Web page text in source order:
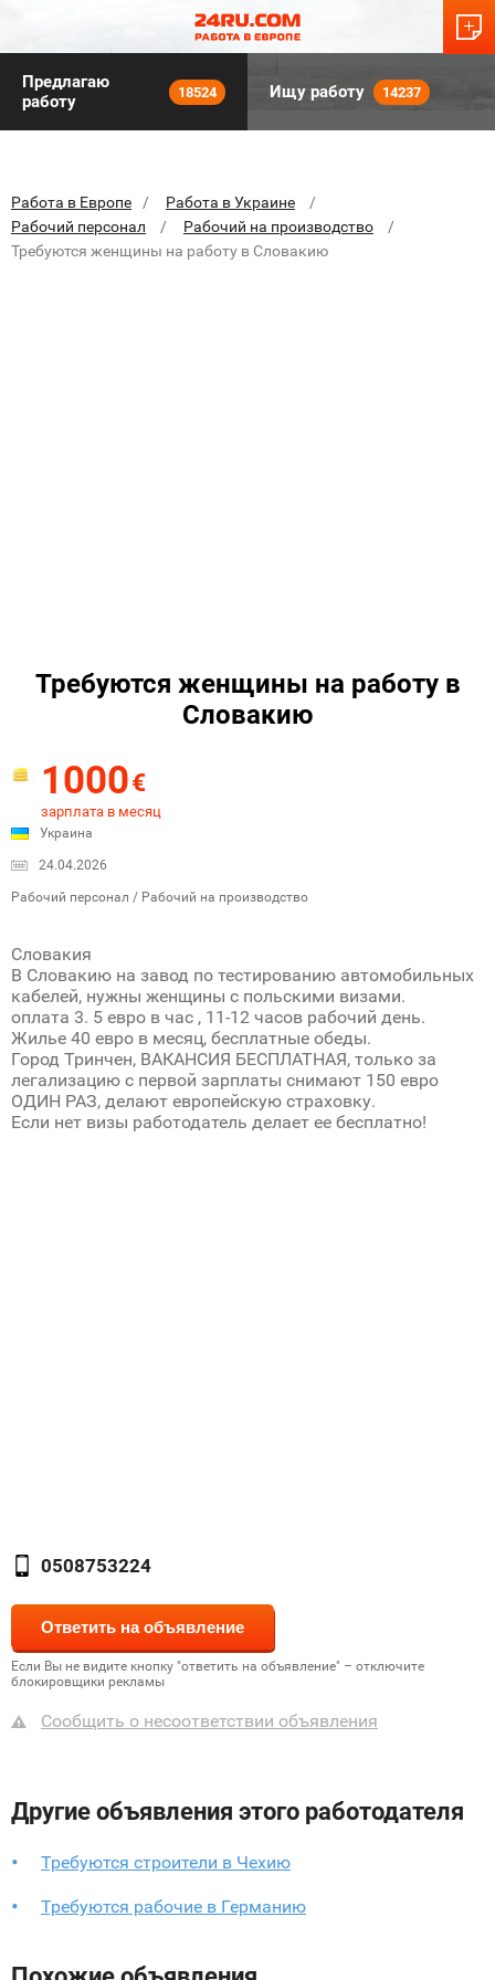
Предлагаю
работу
18524 Ищу работу 14237
Работа в Европе
Работа в Украине
Рабочий персонал
Рабочий на производство
Требуются женщины на работу в Словакию
Требуются женщины на работу в
Словакию
1000€
зарплата в месяц
Украина
24.04.2026
Рабочий персонал / Рабочий на производство
Словакия
В Словакию на завод по тестированию автомобильных
кабелей, нужны женщины с польскими визами.
оплата 3. 5 евро в час , 11-12 часов рабочий день.
Жилье 40 евро в месяц, бесплатные обеды.
Город Тринчен, ВАКАНСИЯ БЕСПЛАТНАЯ, только за
легализацию с первой зарплаты снимают 150 евро
ОДИН РАЗ, делают европейскую страховку.
Если нет визы работодатель делает ее бесплатно!
0508753224
Если Вы не видите кнопку "ответить на объявление" – отключите
блокировщики рекламы
Сообщить о несоответствии объявления
Другие объявления этого работодателя
Требуются строители в Чехию
Требуются рабочие в Германию